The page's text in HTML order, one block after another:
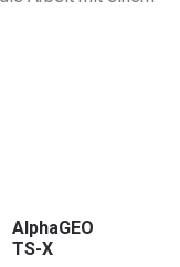
AlphaGEO
TS-X